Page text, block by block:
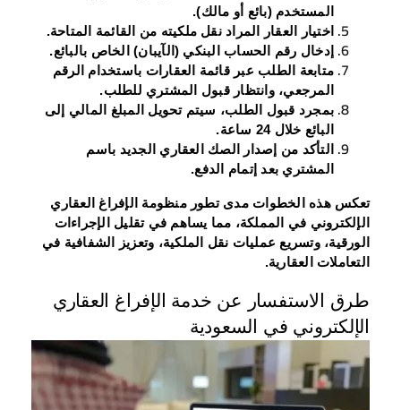
المستخدم (بائع أو مالك).
اختيار العقار المراد نقل ملكيته من القائمة المتاحة.
إدخال رقم الحساب البنكي (الآيبان) الخاص بالبائع.
متابعة الطلب عبر قائمة العقارات باستخدام الرقم
المرجعي، وانتظار قبول المشتري للطلب.
بمجرد قبول الطلب، سيتم تحويل المبلغ المالي إلى
البائع خلال 24 ساعة.
التأكد من إصدار الصك العقاري الجديد باسم
المشتري بعد إتمام الدفع.
تعكس هذه الخطوات مدى تطور منظومة الإفراغ العقاري
الإلكتروني في المملكة، مما يساهم في تقليل الإجراءات
الورقية، وتسريع عمليات نقل الملكية، وتعزيز الشفافية في
التعاملات العقارية.
طرق الاستفسار عن خدمة الإفراغ العقاري
الإلكتروني في السعودية